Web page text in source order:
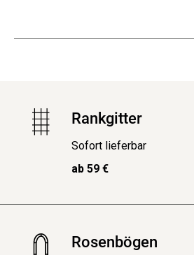
Rankgitter
Sofort lieferbar
ab 59 €
Rosenbögen